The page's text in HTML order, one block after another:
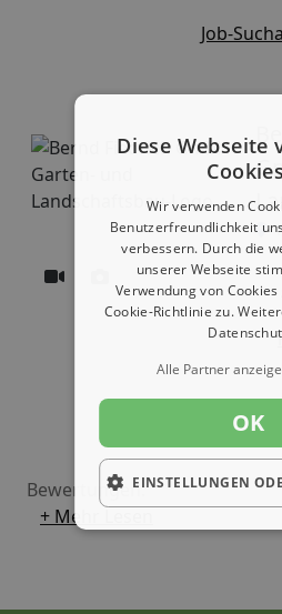
Job-
Bewertungen:
+ Mehr Lesen
Diese Webseite
Wir verwenden
Benutzerfreundlichkeit
verbessern. Durch die
unserer Webseite
Verwendung von
Cookie-Richtlinie zu.
Alle Partner
OK
EINSTELLUNGEN